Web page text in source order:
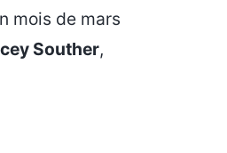
mois de mars
Souther,